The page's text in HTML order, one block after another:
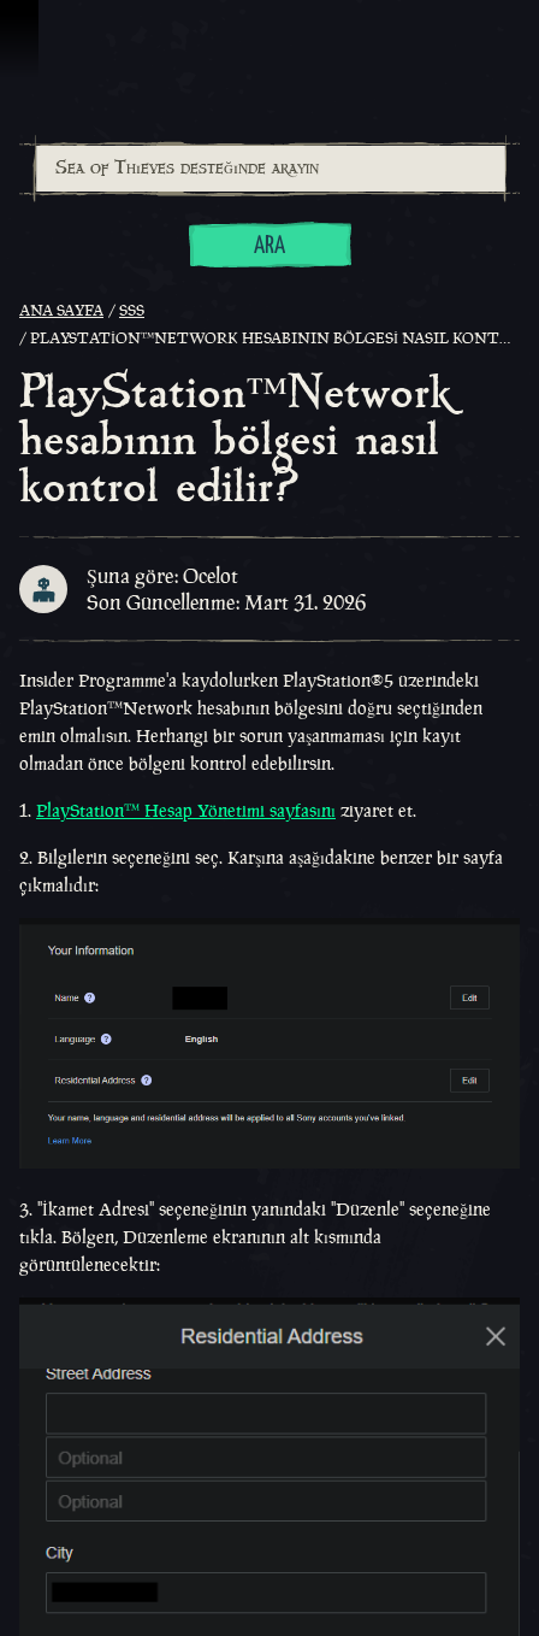
ARA
ANA SAYFA
SSS
PLAYSTATION™NETWORK HESABININ BÖLGESI NASIL KONTROL EDILIR?
PlayStation™Network
hesabının bölgesi nasıl
kontrol edilir?
Şuna göre: Ocelot
Son Güncellenme: Mart 31. 2026
Insider Programme'a kaydolurken PlayStation®5 üzerindeki
PlayStation™Network hesabının bölgesini doğru seçtiğinden
emin olmalısın. Herhangi bir sorun yaşanmaması için kayıt
olmadan önce bölgeni kontrol edebilirsin.
1. PlayStation™ Hesap Yönetimi sayfasını ziyaret et.
2. Bilgilerin seçeneğini seç. Karşına aşağıdakine benzer bir sayfa
çıkmalıdır:
3. "İkamet Adresi" seçeneğinin yanındaki "Düzenle" seçeneğine
tıkla. Bölgen, Düzenleme ekranının alt kısmında
görüntülenecektir: